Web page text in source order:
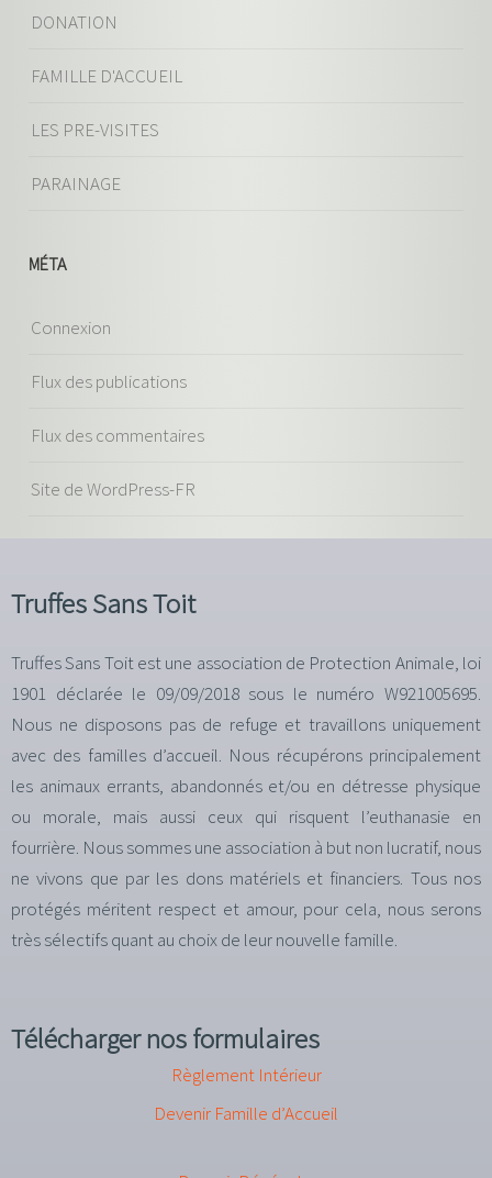
DONATION
FAMILLE D'ACCUEIL
LES PRE-VISITES
PARAINAGE
MÉTA
Connexion
Flux des publications
Flux des commentaires
Site de WordPress-FR
Truffes Sans Toit
Truffes Sans Toit est une association de Protection Animale, loi
1901 déclarée le 09/09/2018 sous le numéro W921005695.
Nous ne disposons pas de refuge et travaillons uniquement
avec des familles d’accueil. Nous récupérons principalement
les animaux errants, abandonnés et/ou en détresse physique
ou morale, mais aussi ceux qui risquent l’euthanasie en
fourrière. Nous sommes une association à but non lucratif, nous
ne vivons que par les dons matériels et financiers. Tous nos
protégés méritent respect et amour, pour cela, nous serons
très sélectifs quant au choix de leur nouvelle famille.
Télécharger nos formulaires
Règlement Intérieur
Devenir Famille d’Accueil